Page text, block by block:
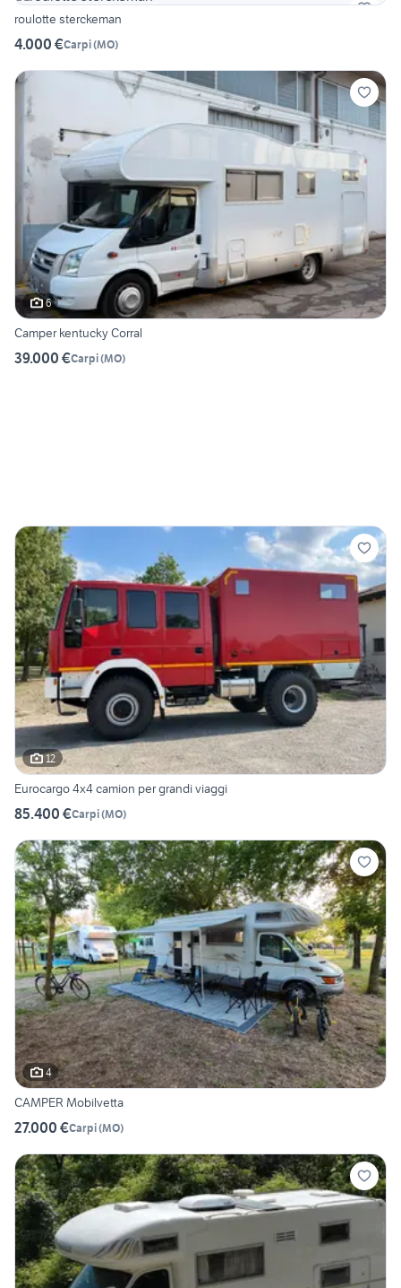
roulotte sterckeman
4.000 €Carpi(MO)
6
Camper kentucky Corral
39.000 €Carpi(MO)
12
Eurocargo 4x4 camion per grandi viaggi
85.400 €Carpi(MO)
4
CAMPER Mobilvetta
27.000 €Carpi(MO)